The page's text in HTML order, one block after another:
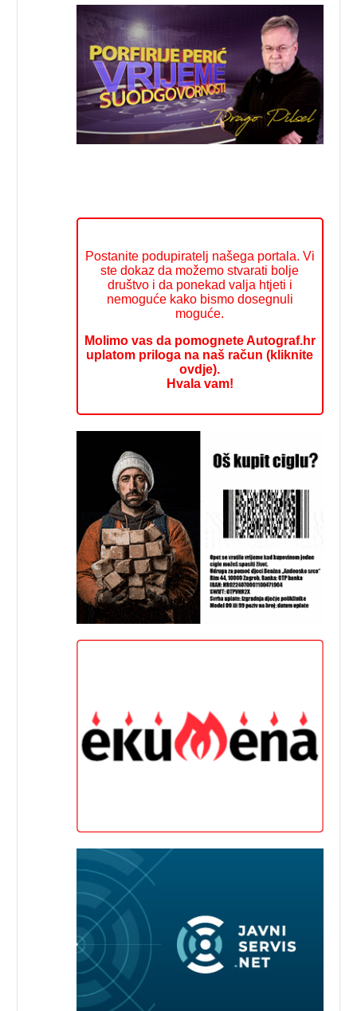
Postanite podupiratelj našega portala. Vi
ste dokaz da možemo stvarati bolje
društvo i da ponekad valja htjeti i
nemoguće kako bismo dosegnuli
moguće.
Molimo vas da pomognete Autograf.hr
uplatom priloga na naš račun (kliknite
ovdje).
Hvala vam!